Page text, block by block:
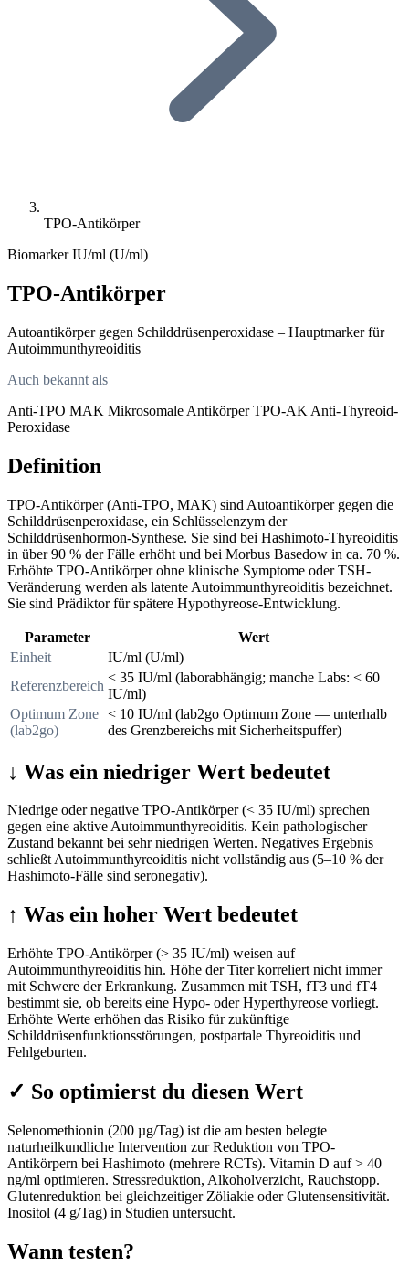
TPO-Antikörper
BiomarkerIU/ml (U/ml)
TPO-Antikörper
Autoantikörper gegen Schilddrüsenperoxidase – Hauptmarker für
Autoimmunthyreoiditis
Auch bekannt als
Anti-TPO MAK Mikrosomale AntikörperTPO-AK Anti-Thyreoid-
Peroxidase
Definition
TPO-Antikörper (Anti-TPO, MAK) sind Autoantikörper gegen die
Schilddrüsenperoxidase, ein Schlüsselenzym der
Schilddrüsenhormon-Synthese. Sie sind bei Hashimoto-Thyreoiditis
in über 90 % der Fälle erhöht und bei Morbus Basedow in ca. 70 %.
Erhöhte TPO-Antikörper ohne klinische Symptome oder TSH-
Veränderung werden als latente Autoimmunthyreoiditis bezeichnet.
Sie sind Prädiktor für spätere Hypothyreose-Entwicklung.
Parameter
Wert
Einheit
IU/ml (U/ml)
Referenzbereich
< 35 IU/ml (laborabhängig; manche Labs: < 60
IU/ml)
Optimum Zone
(lab2go)
< 10 IU/ml (lab2go Optimum Zone — unterhalb
des Grenzbereichs mit Sicherheitspuffer)
↓ Was ein niedriger Wert bedeutet
Niedrige oder negative TPO-Antikörper (< 35 IU/ml) sprechen
gegen eine aktive Autoimmunthyreoiditis. Kein pathologischer
Zustand bekannt bei sehr niedrigen Werten. Negatives Ergebnis
schließt Autoimmunthyreoiditis nicht vollständig aus (5–10 % der
Hashimoto-Fälle sind seronegativ).
↑ Was ein hoher Wert bedeutet
Erhöhte TPO-Antikörper (> 35 IU/ml) weisen auf
Autoimmunthyreoiditis hin. Höhe der Titer korreliert nicht immer
mit Schwere der Erkrankung. Zusammen mit TSH, fT3 und fT4
bestimmt sie, ob bereits eine Hypo- oder Hyperthyreose vorliegt.
Erhöhte Werte erhöhen das Risiko für zukünftige
Schilddrüsenfunktionsstörungen, postpartale Thyreoiditis und
Fehlgeburten.
✓ So optimierst du diesen Wert
Selenomethionin (200 µg/Tag) ist die am besten belegte
naturheilkundliche Intervention zur Reduktion von TPO-
Antikörpern bei Hashimoto (mehrere RCTs). Vitamin D auf > 40
ng/ml optimieren. Stressreduktion, Alkoholverzicht, Rauchstopp.
Glutenreduktion bei gleichzeitiger Zöliakie oder Glutensensitivität.
Inositol (4 g/Tag) in Studien untersucht.
Wann testen?